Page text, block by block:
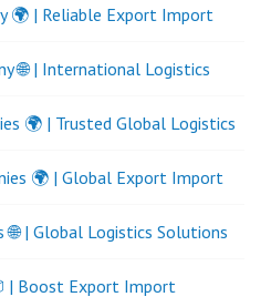
🌍 | Reliable Export Import
🌐 | International Logistics
🌍 | Trusted Global Logistics
🌍 | Global Export Import
🌐 | Global Logistics Solutions
| Boost Export Import